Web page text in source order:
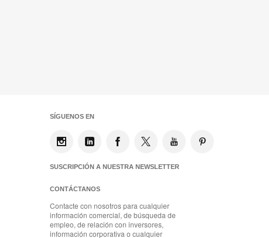
SÍGUENOS EN
SUSCRIPCIÓN A NUESTRA NEWSLETTER
CONTÁCTANOS
Contacte con nosotros para cualquier
información comercial, de búsqueda de
empleo, de relación con inversores,
información corporativa o cualquier